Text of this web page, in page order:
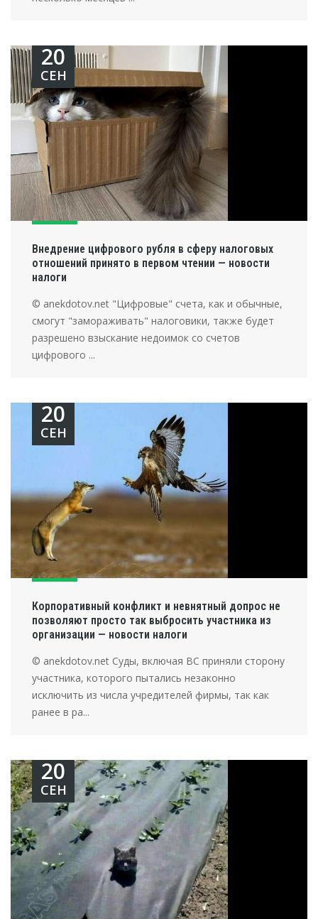
Внедрение цифрового рубля в сферу налоговых
отношений принято в первом чтении — новости
налоги
20
СЕН
© anekdotov.net "Цифровые" счета, как и обычные,
смогут "замораживать" налоговики, также будет
разрешено взыскание недоимок со счетов
цифрового ...
Корпоративный конфликт и невнятный допрос не
позволяют просто так выбросить участника из
организации — новости налоги
20
СЕН
© anekdotov.net Суды, включая ВС приняли сторону
участника, которого пытались незаконно
исключить из числа учредителей фирмы, так как
ранее в ра...
20
СЕН